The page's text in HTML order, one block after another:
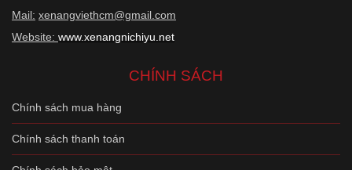
Mail: xenangviethcm@gmail.com
Website: www.xenangnichiyu.net
CHÍNH SÁCH
Chính sách mua hàng
Chính sách thanh toán